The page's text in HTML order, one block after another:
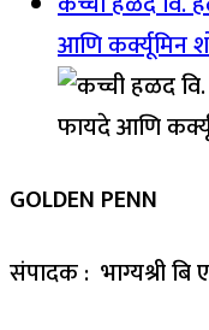
आणि कर्क्यूमिन
GOLDEN PENN
संपादक : भाग्यश्री